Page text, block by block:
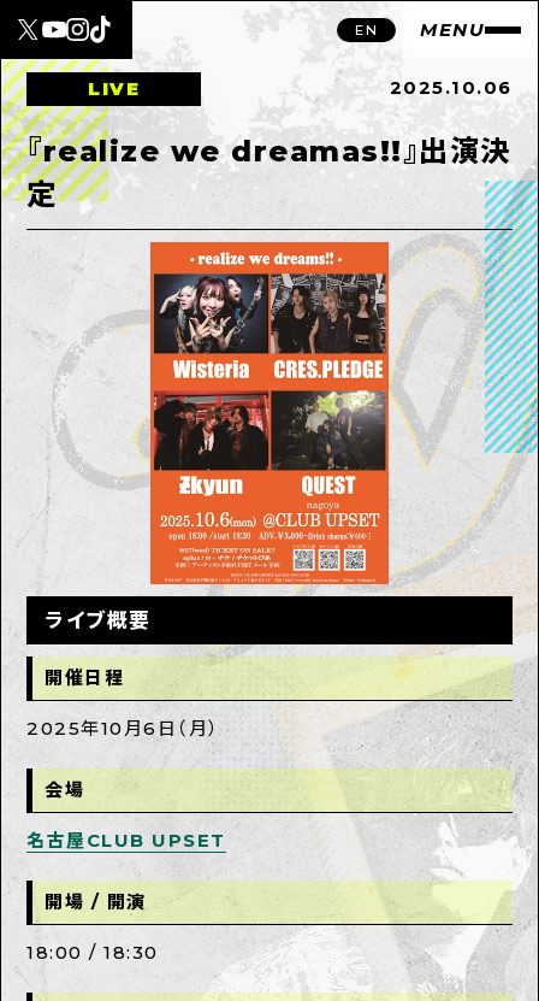
EN MENU
LIVE 2025.10.06
『realize we dreamas!!』出演決
定
ライブ概要
開催日程
2025年10月6日（月）
会場
名古屋CLUB UPSET
開場 / 開演
18:00 / 18:30